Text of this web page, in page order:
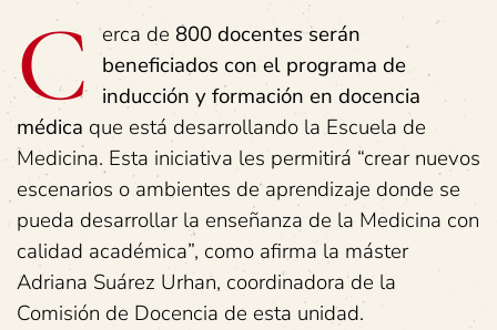
C erca de 800 docentes serán
beneficiados con el programa de
inducción y formación en docencia
médica que está desarrollando la Escuela de
Medicina. Esta iniciativa les permitirá “crear nuevos
escenarios o ambientes de aprendizaje donde se
pueda desarrollar la enseñanza de la Medicina con
calidad académica”, como afirma la máster
Adriana Suárez Urhan, coordinadora de la
Comisión de Docencia de esta unidad.